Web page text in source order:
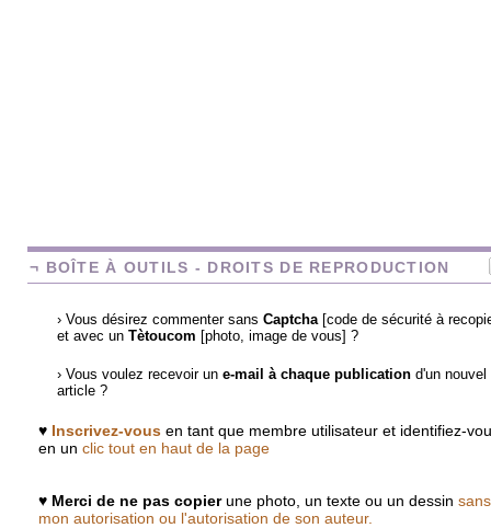
¬ BOÎTE À OUTILS - DROITS DE REPRODUCTION
› Vous désirez commenter sans Captcha[code de sécurité à
et avec un Tètoucom [photo, image de vous] ?
› Vous voulez recevoir un e-mail à chaque publication d'un nouvel
article ?
♥ Inscrivez-vous en tant que membre utilisateur et identifiez-
en un clic tout en haut de la page
♥ Merci de ne pas copierune photo, un texte ou un dessin sans
mon autorisation ou l'autorisation de son auteur.